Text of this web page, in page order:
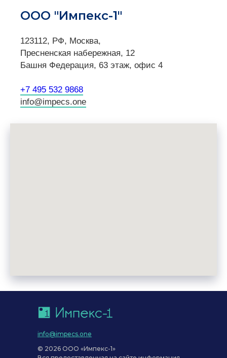
ООО "Импекс-1"
123112, РФ, Москва,
Пресненская набережная, 12
Башня Федерация, 63 этаж, офис 4
+7 495 532 9868
info@impecs.one
© 2026 ООО «Импекс-1»
info@impecs.one